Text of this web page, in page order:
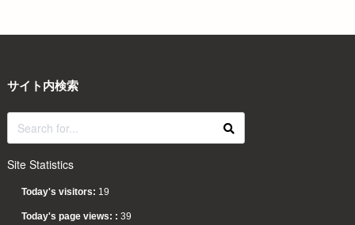
サイト内検索
Site Statistics
Today's visitors: 19
Today's page views: : 39